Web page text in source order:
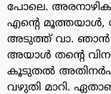
പോലെ.
എന്റെ
അടുത്ത് വാ. ഞാൻ
അയാൾ തന്റെ
കൂടുതൽ
വഴുതി മാറി.